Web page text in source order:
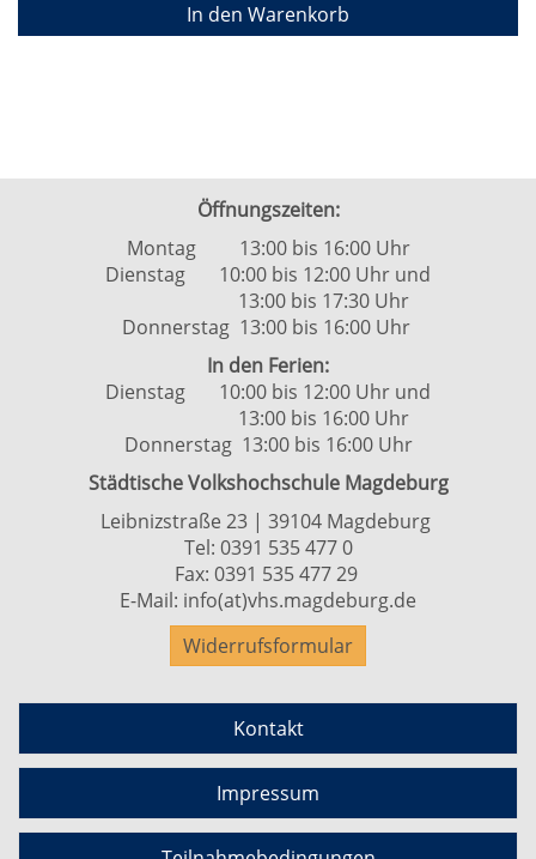
In den Warenkorb
Öffnungszeiten:
Montag 13:00 bis 16:00 Uhr
Dienstag 10:00 bis 12:00 Uhr und
13:00 bis 17:30 Uhr
Donnerstag 13:00 bis 16:00 Uhr
In den Ferien:
Dienstag 10:00 bis 12:00 Uhr und
13:00 bis 16:00 Uhr
Donnerstag 13:00 bis 16:00 Uhr
Städtische Volkshochschule Magdeburg
Leibnizstraße 23 | 39104 Magdeburg
Tel: 0391 535 477 0
Fax: 0391 535 477 29
E-Mail: info(at)vhs.magdeburg.de
Widerrufsformular
Kontakt
Impressum